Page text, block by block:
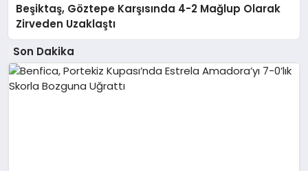
Beşiktaş, Göztepe Karşısında 4-2 Mağlup Olarak
Zirveden Uzaklaştı
Son Dakika